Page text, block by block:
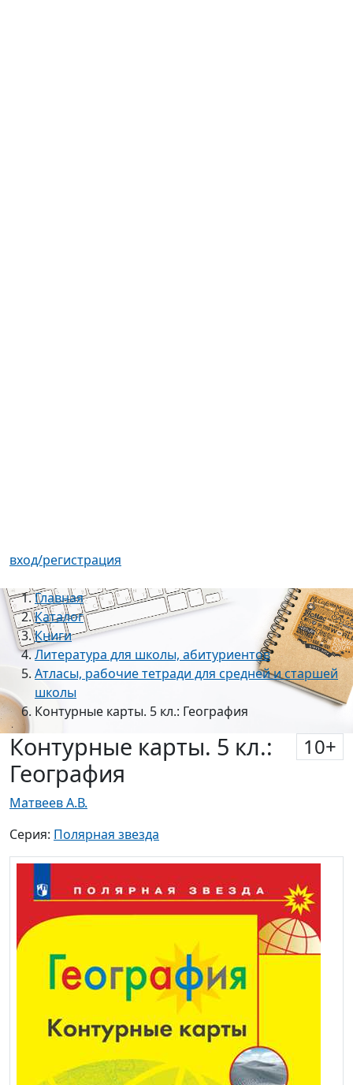
Главная
Каталог
Книги
Литература для школы, абитуриентов
Атласы, рабочие тетради для средней и старшей
школы
Контурные карты. 5 кл.: География
Контурные карты. 5 кл.:
География
Матвеев А.В.
Серия:Полярная звезда